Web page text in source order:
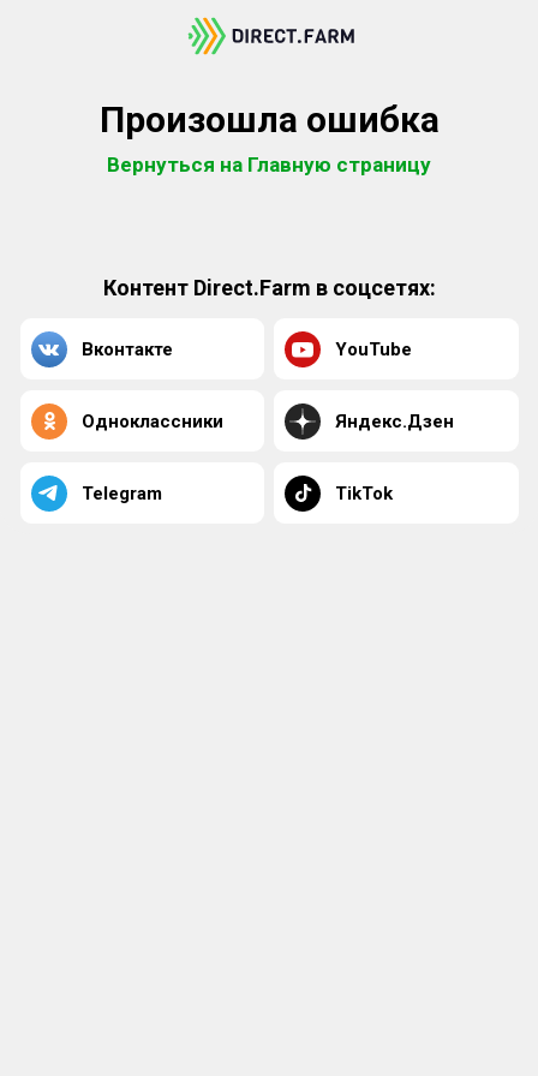
Произошла ошибка
Вернуться на Главную страницу
Контент Direct.Farm в соцсетях:
Вконтакте YouTube
Одноклассники Яндекс.Дзен
Telegram TikTok